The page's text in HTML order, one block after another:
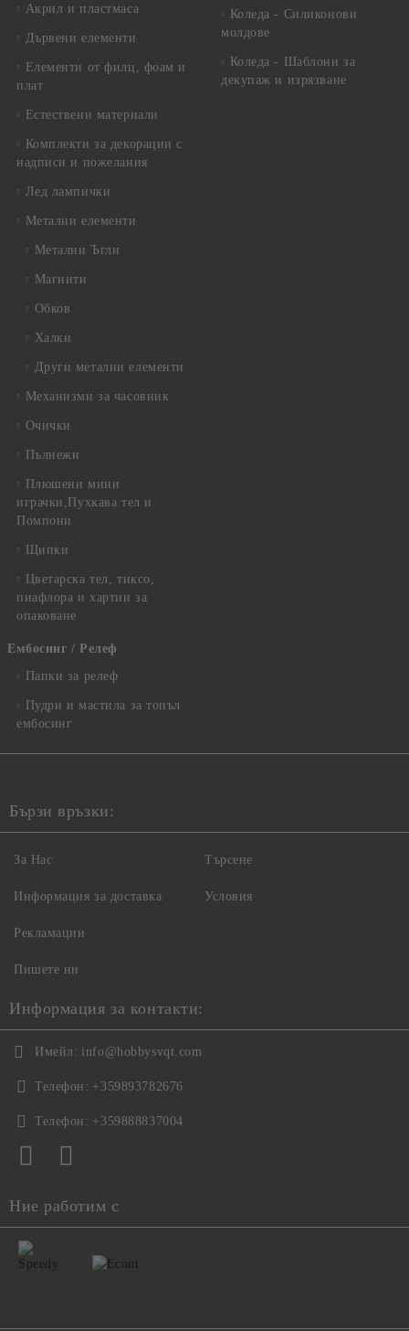
Акрил и пластмаса
Дървени елементи
Елементи от филц, фоам и
плат
Естествени материали
Комплекти за декорации с
надписи и пожелания
Лед лампички
Метални елементи
Метални Ъгли
Магнити
Обков
Халки
Други метални елементи
Механизми за часовник
Очички
Пълнежи
Плюшени мини
играчки,Пухкава тел и
Помпони
Щипки
Цветарска тел, тиксо,
пиафлора и хартии за
опаковане
Ембосинг / Релеф
Папки за релеф
Пудри и мастила за топъл
ембосинг
Коледа - Силиконови
молдове
Коледа - Шаблони за
декупаж и изрязване
Бързи връзки:
За Нас
Информация за доставка
Рекламации
Пишете ни
Търсене
Условия
Информация за контакти:
Имейл: info@hobbysvqt.com
Телефон: +359893782676
Телефон: +359888837004
Ние работим с